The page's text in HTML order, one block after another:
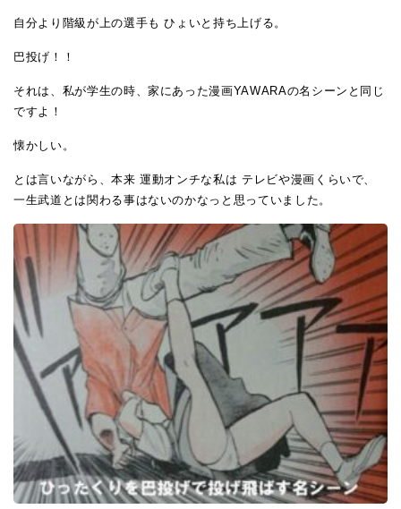
自分より階級が上の選手も ひょいと持ち上げる。
巴投げ！！
それは、私が学生の時、家にあった漫画YAWARAの名シーンと同じ
ですよ！
懐かしい。
とは言いながら、本来 運動オンチな私は テレビや漫画くらいで、
一生武道とは関わる事はないのかなっと思っていました。